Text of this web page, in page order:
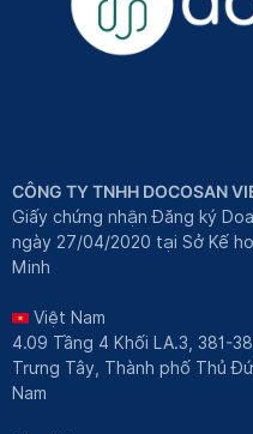
CÔNG TY TNHH DOCOSAN
Giấy chứng nhận Đăng ký
ngày 27/04/2020 tại Sở Kế
Minh
Việt Nam
4.09 Tầng 4 Khối LA.3, 381-
Trưng Tây, Thành phố Thủ
Nam